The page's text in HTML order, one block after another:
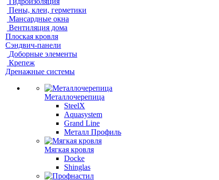
Пены, клеи, герметики
Мансардные окна
Вентиляция дома
Плоская кровля
Сэндвич-панели
Доборные элементы
Крепеж
Дренажные системы
Металлочерепица
SteelX
Aquasystem
Grand Line
Металл Профиль
Мягкая кровля
Docke
Shinglas